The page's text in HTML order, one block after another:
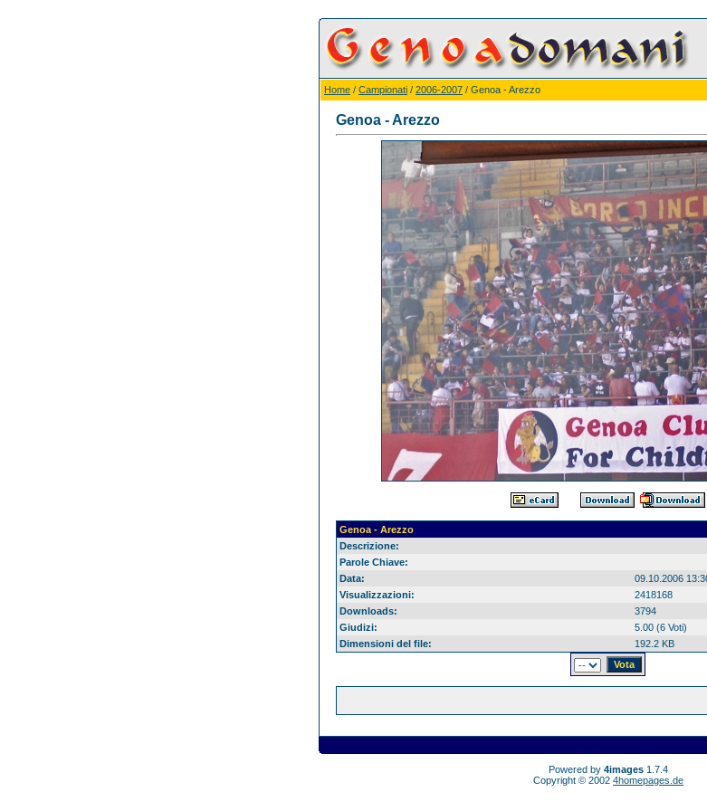
Home / Campionati / 2006-2007 / Genoa - Arezzo
Genoa - Arezzo
Genoa - Arezzo
Descrizione:
Parole Chiave:
Data:
09.10.2006
Visualizzazioni:
2418168
Downloads:
3794
Giudizi:
5.00 (6 Voti)
Dimensioni del file:
192.2 KB
Powered by 4images 1.7.4
Copyright © 2002 4homepages.de